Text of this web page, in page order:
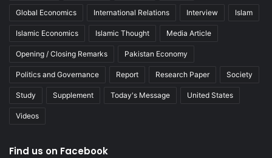
Global Economics International Relations Interview Islam
Islamic Economics Islamic Thought Media Article
Opening / Closing Remarks Pakistan Economy
Politics and Governance Report Research Paper Society
Study Supplement Today's Message United States
Videos
Find us on Facebook